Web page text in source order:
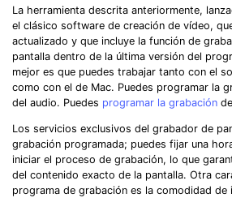
La herramienta descrita anteriormente,
el clásico software de creación de vídeo,
actualizado y que incluye la función de
pantalla dentro de la última versión del
mejor es que puedes trabajar tanto con el
como con el de Mac. Puedes programar la
del audio. Puedes programar la grabación
Los servicios exclusivos del grabador de
grabación programada; puedes fijar una
iniciar el proceso de grabación, lo que
del contenido exacto de la pantalla. Otra
programa de grabación es la comodidad de